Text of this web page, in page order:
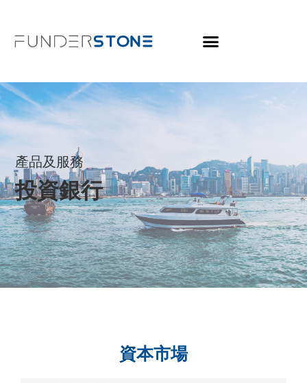
產品及服務
投資銀行
資本市場